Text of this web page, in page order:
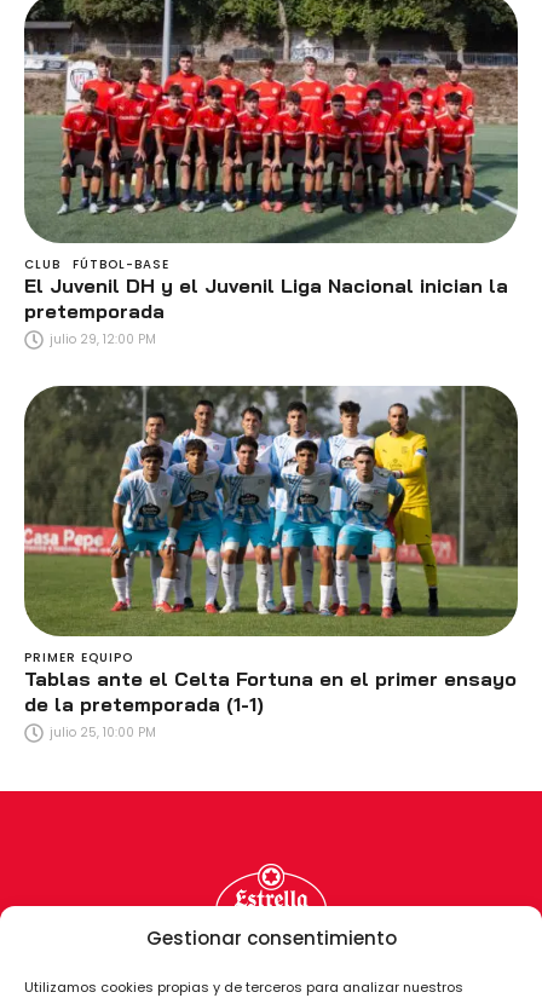
Gestionar consentimiento
Utilizamos cookies propias y de terceros para analizar nuestros
CLUB FÚTBOL-BASE
El Juvenil DH y el Juvenil Liga Nacional inician la
pretemporada
julio 29, 12:00 PM
PRIMER EQUIPO
Tablas ante el Celta Fortuna en el primer ensayo
de la pretemporada (1-1)
julio 25, 10:00 PM